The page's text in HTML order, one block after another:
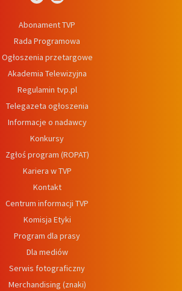
Abonament TVP
Rada Programowa
Ogłoszenia przetargowe
Akademia Telewizyjna
Regulamin tvp.pl
Telegazeta ogłoszenia
Informacje o nadawcy
Konkursy
Zgłoś program (ROPAT)
Kariera w TVP
Kontakt
Centrum informacji TVP
Komisja Etyki
Program dla prasy
Dla mediów
Serwis fotograficzny
Merchandising (znaki)